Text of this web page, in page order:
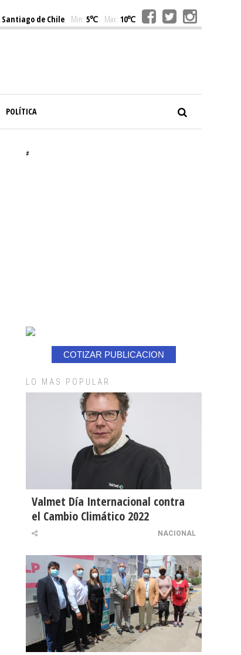
Santiago de Chile Min: 5℃ Max: 10℃
POLÍTICA
#
COTIZAR PUBLICACION
LO MAS POPULAR
Valmet Día Internacional contra
el Cambio Climático 2022
NACIONAL